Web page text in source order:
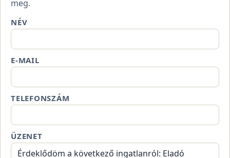
meg.
NÉV
E-MAIL
TELEFONSZÁM
ÜZENET